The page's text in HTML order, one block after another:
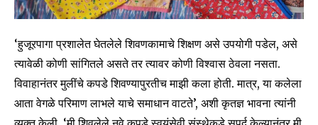
SUBSCRIBE
I've read and accept thePrivacy Policy.
‘हुजूरपागा प्रशालेत घेतलेले शिवणकामाचे शिक्षण असे उपयोगी पडेल, असे
त्यावेळी कोणी सांगितले असते तर त्यावर कोणी विश्वास ठेवला नसता.
विवाहानंतर मुलींचे कपडे शिवण्यापुरतीच माझी कला होती. मात्र, या कलेला
आता वेगळे परिमाण लाभले याचे समाधान वाटते’, अशी कृतज्ञ भावना त्यांनी